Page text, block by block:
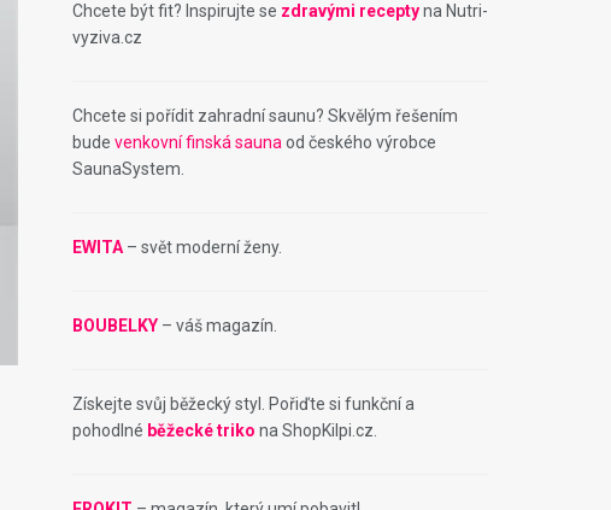
Chcete být fit? Inspirujte se zdravými receptyna Nutri-
vyziva.cz
Chcete si pořídit zahradní saunu? Skvělým řešením
bude venkovní finská sauna od českého výrobce
SaunaSystem.
EWITA – svět moderní ženy.
BOUBELKY – váš magazín.
Získejte svůj běžecký styl. Pořiďte si funkční a
pohodlné běžecké triko na ShopKilpi.cz.